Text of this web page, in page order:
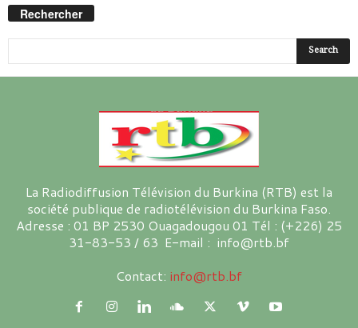
Rechercher
La Radiodiffusion Télévision du Burkina (RTB) est la
société publique de radiotélévision du Burkina Faso.
Adresse : 01 BP 2530 Ouagadougou 01 Tél : (+226) 25
31-83-53 / 63 E-mail : info@rtb.bf
Contact: info@rtb.bf